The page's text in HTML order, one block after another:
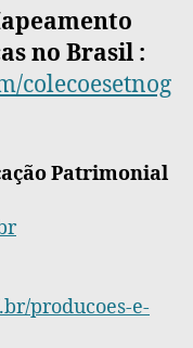
no Brasil :
colecoesetnog
Patrimonial
producoes-e-